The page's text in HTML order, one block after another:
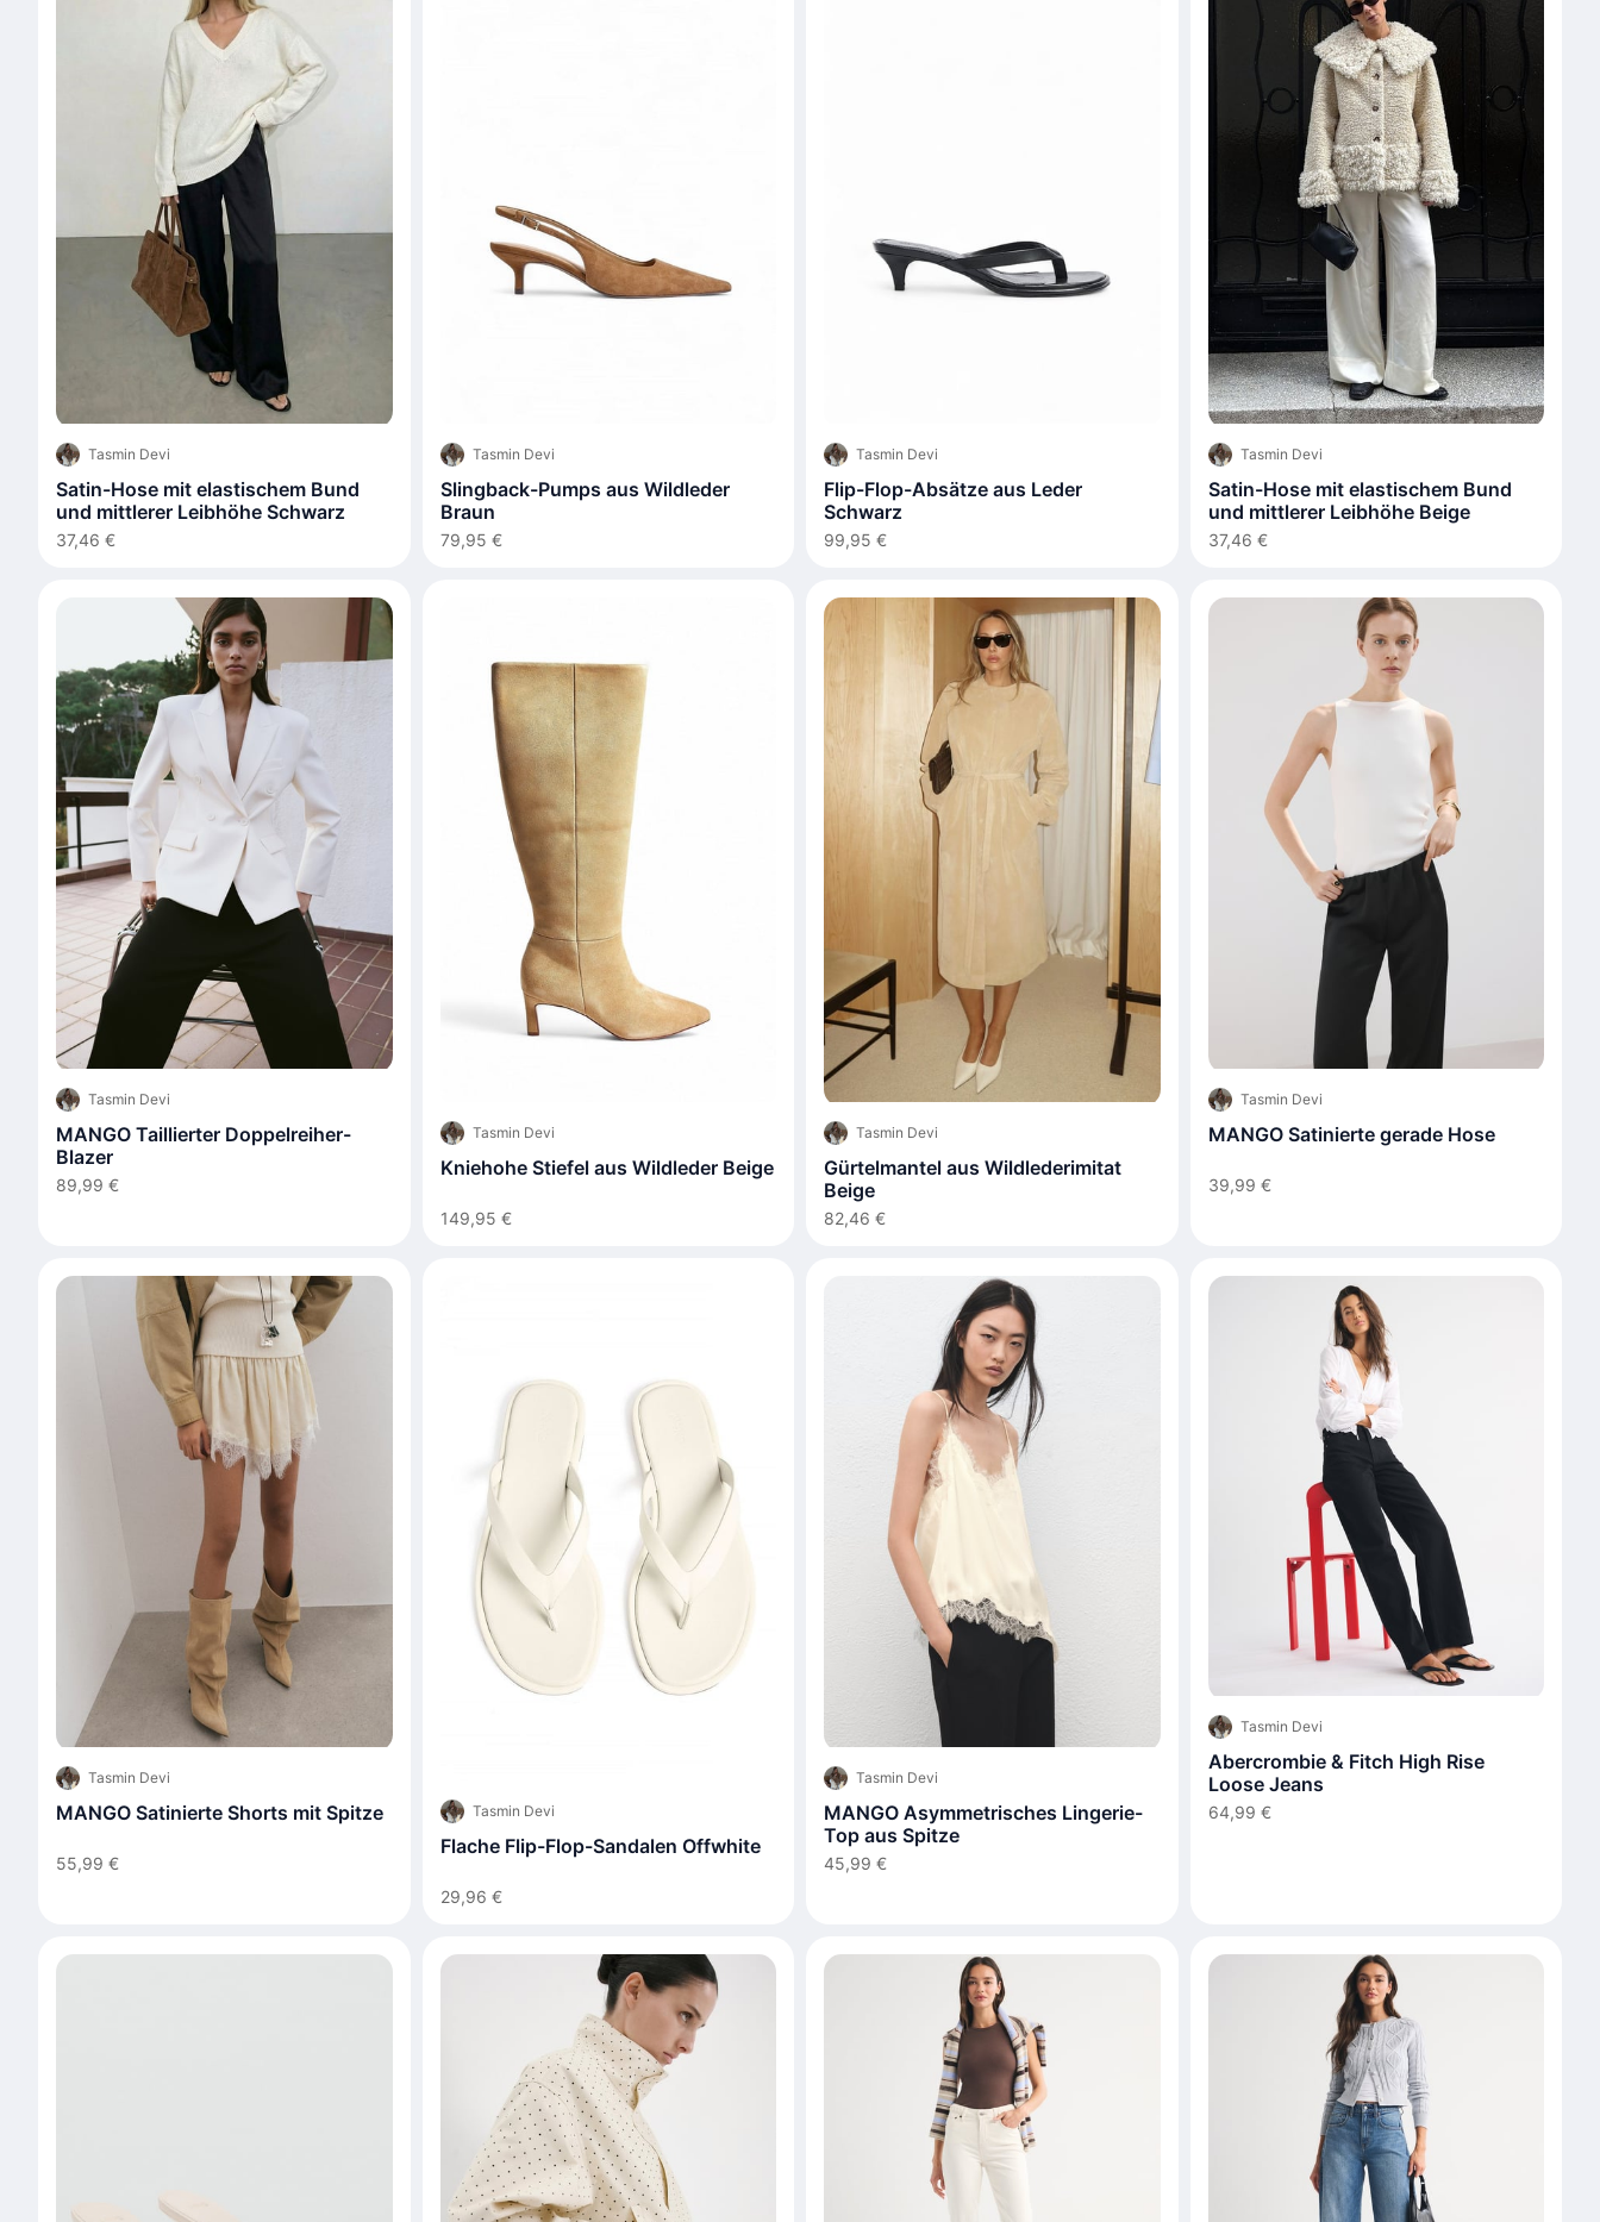
Tasmin Devi
Satin-Hose mit elastischem Bund
und mittlerer Leibhöhe Schwarz
37,46 €
Tasmin Devi
Slingback-Pumps aus Wildleder
Braun
79,95 €
Tasmin Devi
Flip-Flop-Absätze aus Leder
Schwarz
99,95 €
Tasmin Devi
Satin-Hose mit elastischem Bund
und mittlerer Leibhöhe Beige
37,46 €
Tasmin Devi
MANGO Taillierter Doppelreiher-
Blazer
89,99 €
Tasmin Devi
Kniehohe Stiefel aus Wildleder Beige
149,95 €
Tasmin Devi
Gürtelmantel aus Wildlederimitat
Beige
82,46 €
Tasmin Devi
MANGO Satinierte gerade Hose
39,99 €
Tasmin Devi
MANGO Satinierte Shorts mit Spitze
55,99 €
Tasmin Devi
Flache Flip-Flop-Sandalen Offwhite
29,96 €
Tasmin Devi
MANGO Asymmetrisches Lingerie-
Top aus Spitze
45,99 €
Tasmin Devi
Abercrombie & Fitch High Rise
Loose Jeans
64,99 €